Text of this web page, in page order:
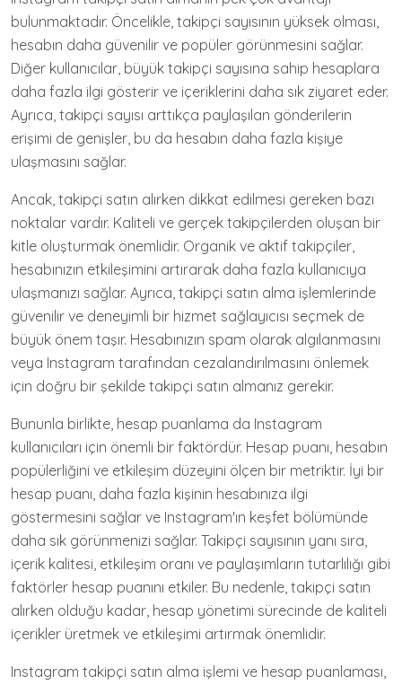
bulunmaktadır. Öncelikle, takipçi sayısının yüksek olması,
hesabın daha güvenilir ve popüler görünmesini sağlar.
Diğer kullanıcılar, büyük takipçi sayısına sahip hesaplara
daha fazla ilgi gösterir ve içeriklerini daha sık ziyaret eder.
Ayrıca, takipçi sayısı arttıkça paylaşılan gönderilerin
erişimi de genişler, bu da hesabın daha fazla kişiye
ulaşmasını sağlar.
Ancak, takipçi satın alırken dikkat edilmesi gereken bazı
noktalar vardır. Kaliteli ve gerçek takipçilerden oluşan bir
kitle oluşturmak önemlidir. Organik ve aktif takipçiler,
hesabınızın etkileşimini artırarak daha fazla kullanıcıya
ulaşmanızı sağlar. Ayrıca, takipçi satın alma işlemlerinde
güvenilir ve deneyimli bir hizmet sağlayıcısı seçmek de
büyük önem taşır. Hesabınızın spam olarak algılanmasını
veya Instagram tarafından cezalandırılmasını önlemek
için doğru bir şekilde takipçi satın almanız gerekir.
Bununla birlikte, hesap puanlama da Instagram
kullanıcıları için önemli bir faktördür. Hesap puanı, hesabın
popülerliğini ve etkileşim düzeyini ölçen bir metriktir. İyi bir
hesap puanı, daha fazla kişinin hesabınıza ilgi
göstermesini sağlar ve Instagram'ın keşfet bölümünde
daha sık görünmenizi sağlar. Takipçi sayısının yanı sıra,
içerik kalitesi, etkileşim oranı ve paylaşımların tutarlılığı gibi
faktörler hesap puanını etkiler. Bu nedenle, takipçi satın
alırken olduğu kadar, hesap yönetimi sürecinde de kaliteli
içerikler üretmek ve etkileşimi artırmak önemlidir.
Instagram takipçi satın alma işlemi ve hesap puanlaması,